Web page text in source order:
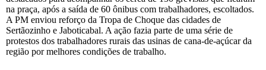
na praça, após a saída de 60 ônibus com trabalhadores, escoltados.
A PM enviou reforço da Tropa de Choque das cidades de
Sertãozinho e Jaboticabal. A ação fazia parte de uma série de
protestos dos trabalhadores rurais das usinas de cana-de-açúcar da
região por melhores condições de trabalho.